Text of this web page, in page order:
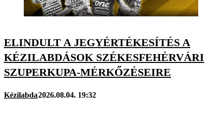
ELINDULT A JEGYÉRTÉKESÍTÉS A
KÉZILABDÁSOK SZÉKESFEHÉRVÁRI
SZUPERKUPA-MÉRKŐZÉSEIRE
Kézilabda2026.08.04. 19:32